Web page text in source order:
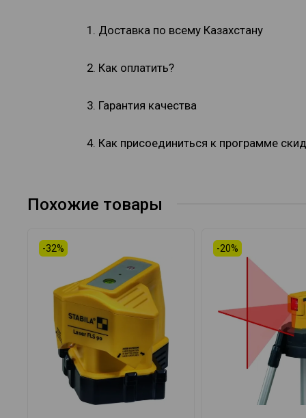
1. Доставка по всему Казахстану
2. Как оплатить?
3. Гарантия качества
4. Как присоединиться к программе
Похожие товары
-32% -20%